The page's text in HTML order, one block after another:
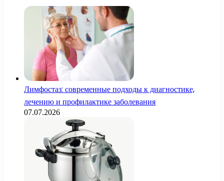
Лимфостаз: современные подходы к диагностике,
лечению и профилактике заболевания
07.07.2026